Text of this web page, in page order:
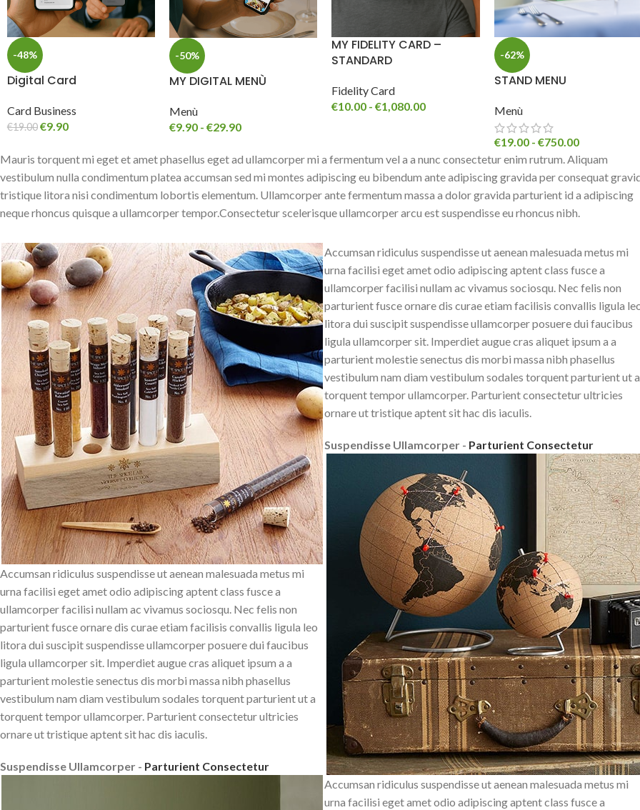
-48%
Digital Card
Card Business
€19.00€9.90
-50%
MY DIGITAL MENÙ
Menù
€9.90 - €29.90
MY FIDELITY CARD –
STANDARD
Fidelity Card
€10.00 - €1,080.00
-62%
STAND MENU
Menù
€19.00 - €750.00
Mauris torquent mi eget et amet phasellus eget ad ullamcorper mi a fermentum vel a a nunc consectetur enim rutrum. Aliquam
vestibulum nulla condimentum platea accumsan sed mi montes adipiscing eu bibendum ante adipiscing gravida per consequat
tristique litora nisi condimentum lobortis elementum. Ullamcorper ante fermentum massa a dolor gravida parturient id a adipiscing
neque rhoncus quisque a ullamcorper tempor.Consectetur scelerisque ullamcorper arcu est suspendisse eu rhoncus nibh.
Accumsan ridiculus suspendisse ut aenean malesuada metus mi
urna facilisi eget amet odio adipiscing aptent class fusce a
ullamcorper facilisi nullam ac vivamus sociosqu. Nec felis non
parturient fusce ornare dis curae etiam facilisis convallis ligula leo
litora dui suscipit suspendisse ullamcorper posuere dui faucibus
ligula ullamcorper sit. Imperdiet augue cras aliquet ipsum a a
parturient molestie senectus dis morbi massa nibh phasellus
vestibulum nam diam vestibulum sodales torquent parturient ut a
torquent tempor ullamcorper. Parturient consectetur ultricies
ornare ut tristique aptent sit hac dis iaculis.
Suspendisse Ullamcorper - Parturient Consectetur
Accumsan ridiculus suspendisse ut aenean malesuada metus mi
urna facilisi eget amet odio adipiscing aptent class fusce a
ullamcorper facilisi nullam ac vivamus sociosqu. Nec felis non
parturient fusce ornare dis curae etiam facilisis convallis ligula
litora dui suscipit suspendisse ullamcorper posuere dui faucibus
ligula ullamcorper sit. Imperdiet augue cras aliquet ipsum a a
parturient molestie senectus dis morbi massa nibh phasellus
vestibulum nam diam vestibulum sodales torquent parturient ut a
torquent tempor ullamcorper. Parturient consectetur ultricies
ornare ut tristique aptent sit hac dis iaculis.
Suspendisse Ullamcorper - Parturient Consectetur
Accumsan ridiculus suspendisse ut aenean malesuada metus mi
urna facilisi eget amet odio adipiscing aptent class fusce a